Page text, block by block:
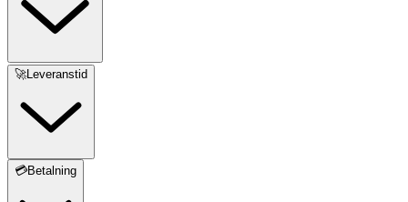
🚀Leveranstid
💳Betalning